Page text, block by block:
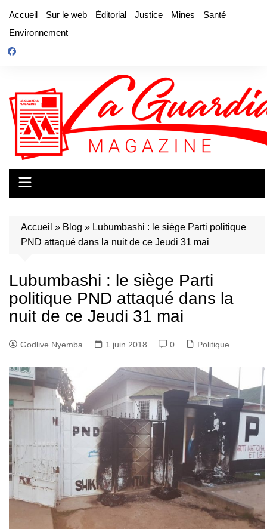
contenu
Accueil Sur le web Éditorial Justice Mines
Santé
Environnement
Accueil » Blog » Lubumbashi : le siège Parti politique
PND attaqué dans la nuit de ce Jeudi 31 mai
Lubumbashi : le siège Parti
politique PND attaqué dans la
nuit de ce Jeudi 31 mai
Godlive Nyemba 1 juin 2018 0 Politique